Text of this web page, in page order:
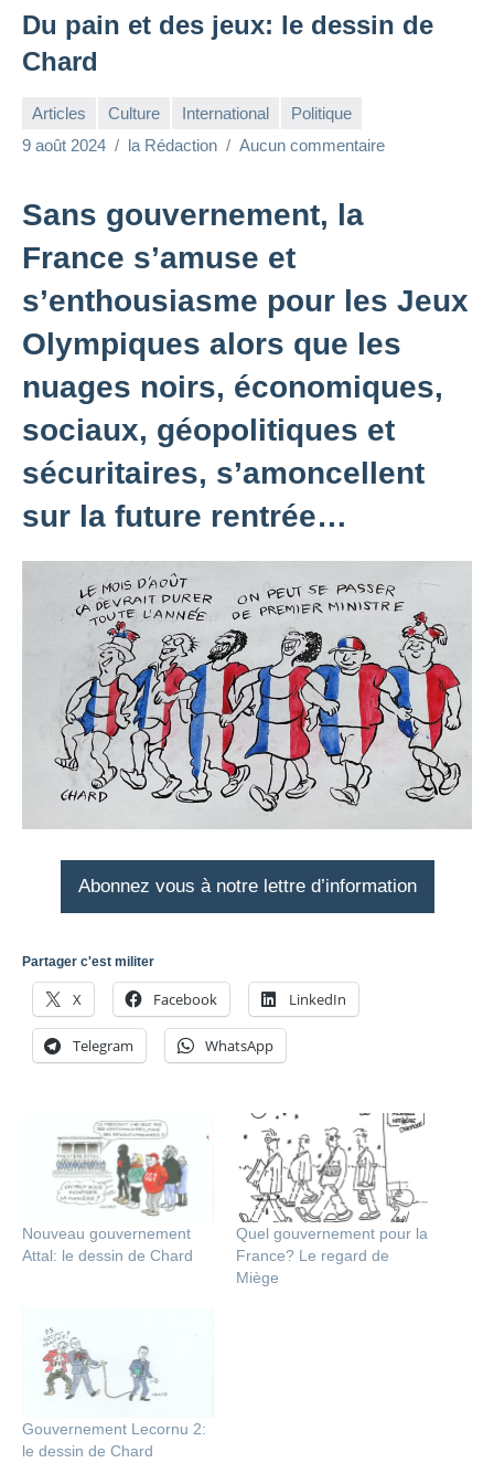
Du pain et des jeux: le dessin de
Chard
Articles Culture International
Politique
9 août 2024
la Rédaction Aucun commentaire
Sans gouvernement, la
France s’amuse et
s’enthousiasme pour les Jeux
Olympiques alors que les
nuages noirs, économiques,
sociaux, géopolitiques et
sécuritaires, s’amoncellent
sur la future rentrée…
Abonnez vous à notre lettre d’information
Partager c'est militer
X Facebook LinkedIn
Telegram WhatsApp
Nouveau gouvernement
Attal: le dessin de Chard
Quel gouvernement pour la
France? Le regard de
Miège
Gouvernement Lecornu 2:
le dessin de Chard